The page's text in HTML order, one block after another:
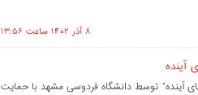
۸ آذر ۱۴۰۲ ساعت ۱۳:۵۶
آینده
آینده" توسط دانشگاه فردوسی مشهد با حمایت